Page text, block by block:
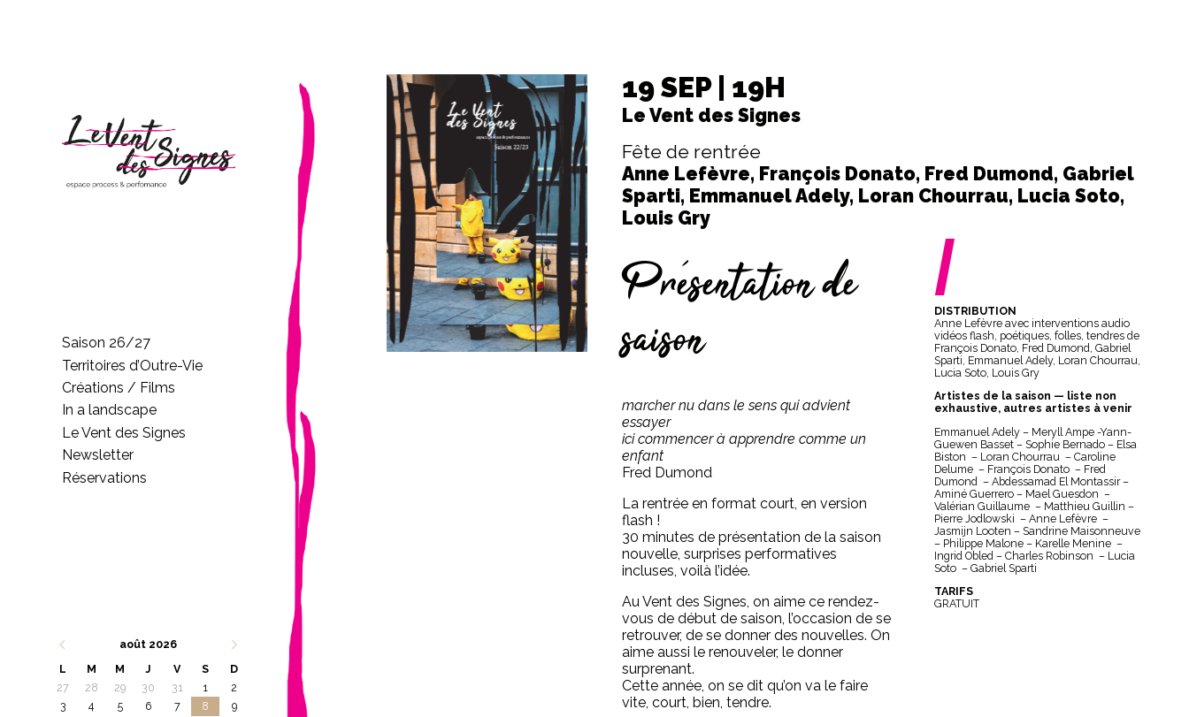
Saison 26/27
Territoires d’Outre-Vie
Créations / Films
In a landscape
Le Vent des Signes
Newsletter
Réservations
août 2026
L
M M J V S
D
27
28 29 30 31 1
2
3
4 5 6 7 8
9
19 SEP | 19H
Le Vent des Signes
Fête de rentrée
Anne Lefèvre, François Donato, Fred Dumond, Gabriel
Sparti, Emmanuel Adely, Loran Chourrau, Lucia Soto,
Louis Gry
Présentation de
saison
marcher nu dans le sens qui advient
essayer
ici commencer à apprendre comme un
enfant
Fred Dumond
La rentrée en format court, en version
flash !
30 minutes de présentation de la saison
nouvelle, surprises performatives
incluses, voilà l’idée.
Au Vent des Signes, on aime ce rendez-
vous de début de saison, l’occasion de se
retrouver, de se donner des nouvelles. On
aime aussi le renouveler, le donner
surprenant.
Cette année, on se dit qu’on va le faire
vite, court, bien, tendre.
/
DISTRIBUTION
Anne Lefèvre avec interventions audio
vidéos flash, poétiques, folles, tendres de
François Donato, Fred Dumond, Gabriel
Sparti, Emmanuel Adely, Loran Chourrau,
Lucia Soto, Louis Gry
Artistes de la saison — liste non
exhaustive, autres artistes à venir
Emmanuel Adely – Meryll Ampe -Yann-
Guewen Basset – Sophie Bernado – Elsa
Biston – Loran Chourrau – Caroline
Delume – François Donato – Fred
Dumond – Abdessamad El Montassir –
Aminé Guerrero – Mael Guesdon –
Valérian Guillaume – Matthieu Guillin –
Pierre Jodlowski – Anne Lefèvre –
Jasmijn Looten – Sandrine Maisonneuve
– Philippe Malone – Karelle Menine –
Ingrid Obled – Charles Robinson – Lucia
Soto – Gabriel Sparti
TARIFS
GRATUIT